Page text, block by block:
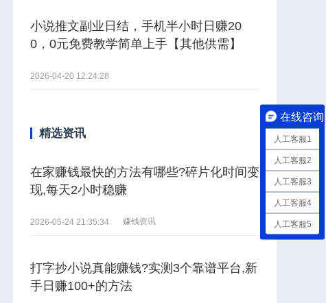
小说推文副业日结，手机半小时日赚20
0，0元免费教学简单上手【其他供需】
2026-04-20 12:24:28
精选资讯
在家赚钱最快的方法有哪些?碎片化时间变
现,每天2小时稳赚
2026-05-24 21:35:34 赚钱资讯
打字抄小说真能赚钱?实测3个靠谱平台,新
手日赚100+的方法
在线咨询
人工客服1
人工客服2
人工客服3
人工客服4
人工客服5